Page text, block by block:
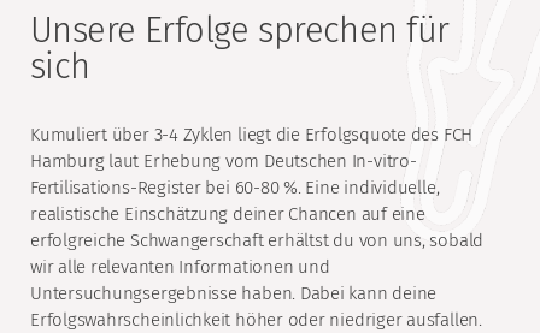
Unsere Erfolge sprechen für
sich
Kumuliert über 3-4 Zyklen liegt die Erfolgsquote des FCH
Hamburg laut Erhebung vom Deutschen In-vitro-
Fertilisations-Register bei 60-80 %. Eine individuelle,
realistische Einschätzung deiner Chancen auf eine
erfolgreiche Schwangerschaft erhältst du von uns, sobald
wir alle relevanten Informationen und
Untersuchungsergebnisse haben. Dabei kann deine
Erfolgswahrscheinlichkeit höher oder niedriger ausfallen.